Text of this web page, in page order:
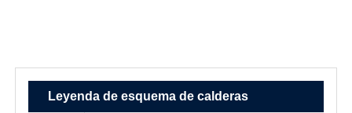
Leyenda de esquema de calderas